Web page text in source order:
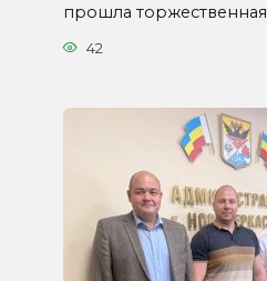
прошла торжественная
42